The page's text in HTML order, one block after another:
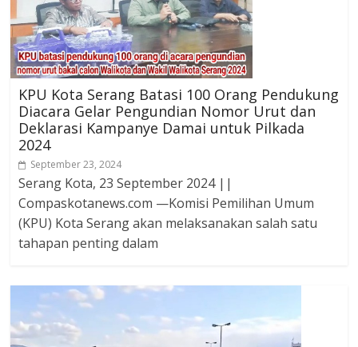
KPU Kota Serang Batasi 100 Orang Pendukung
Diacara Gelar Pengundian Nomor Urut dan
Deklarasi Kampanye Damai untuk Pilkada
2024
September 23, 2024
Serang Kota, 23 September 2024 ||
Compaskotanews.com —Komisi Pemilihan Umum
(KPU) Kota Serang akan melaksanakan salah satu
tahapan penting dalam